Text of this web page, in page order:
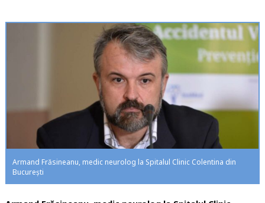
Armand Frăsineanu, medic neurolog la Spitalul Clinic Colentina din
București